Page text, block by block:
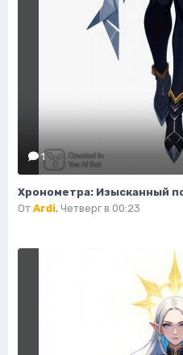
1
От Ardi, Четверг в 00:23